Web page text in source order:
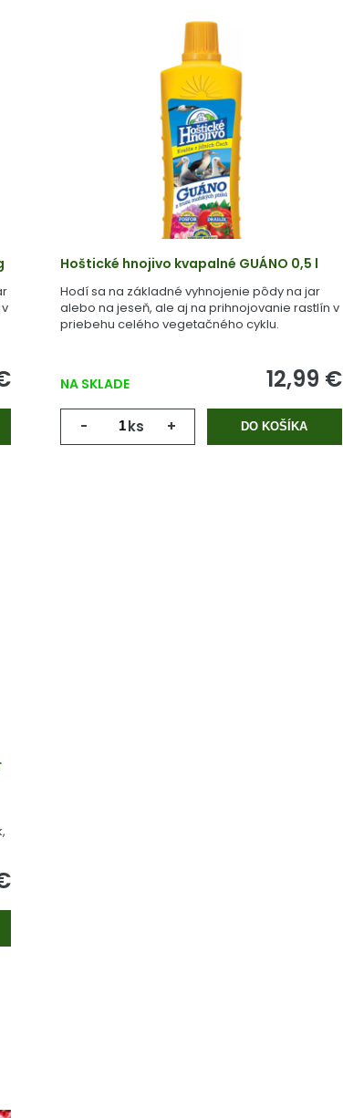
Hoštické hnojivo kvapalné GUÁNO 0,5 l
Hodí sa na základné vyhnojenie pôdy na jar
alebo na jeseň, ale aj na prihnojovanie rastlín v
priebehu celého vegetačného cyklu.
NA SKLADE 12,99 €
- ks + DO KOŠÍKA